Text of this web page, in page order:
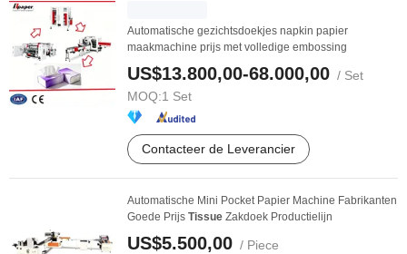
Automatische gezichtsdoekjes napkin papier
maakmachine prijs met volledige embossing
US$13.800,00-68.000,00 / Set
MOQ:1 Set
Contacteer de Leverancier
Automatische Mini Pocket Papier Machine Fabrikanten
Goede Prijs Tissue Zakdoek Productielijn
US$5.500,00 / Piece